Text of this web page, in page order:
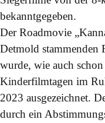
bekanntgegeben.
Der Roadmovie
Detmold stammenden
wurde, wie auch
Kinderfilmtagen im
2023 ausgezeichnet.
durch ein